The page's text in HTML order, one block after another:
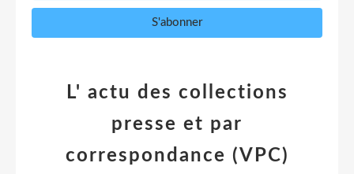
L' actu des collections
presse et par
correspondance (VPC)